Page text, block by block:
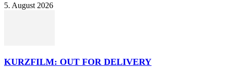
5. August 2026
KURZFILM: OUT FOR DELIVERY